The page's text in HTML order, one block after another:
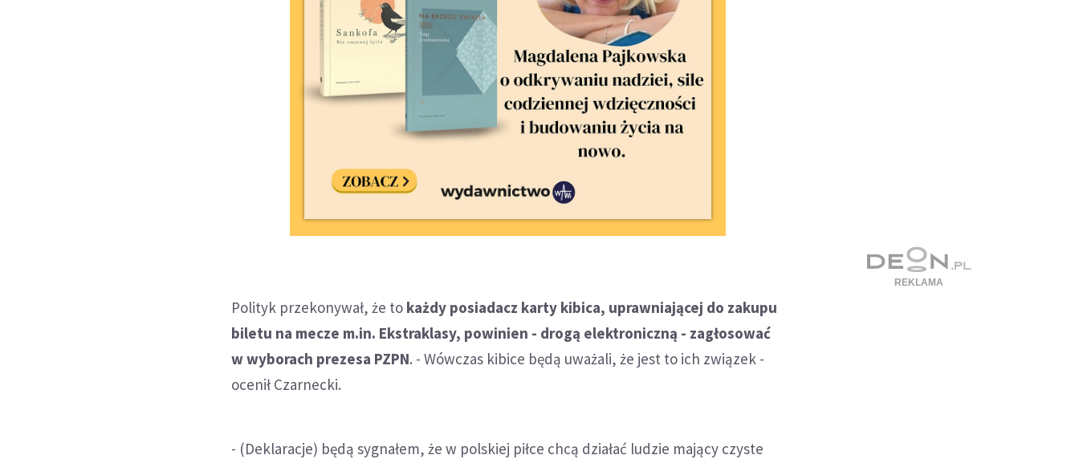
Polityk przekonywał, że to każdy posiadacz karty kibica, uprawniającej do zakupu
biletu na mecze m.in. Ekstraklasy, powinien - drogą elektroniczną - zagłosować
w wyborach prezesa PZPN. - Wówczas kibice będą uważali, że jest to ich związek -
ocenił Czarnecki.
- (Deklaracje) będą sygnałem, że w polskiej piłce chcą działać ludzie mający czyste